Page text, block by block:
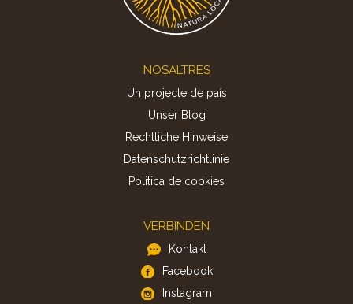
NOSALTRES
Un projecte de país
Unser Blog
Rechtliche Hinweise
Datenschutzrichtlinie
Politica de cookies
VERBINDEN
Kontakt
Facebook
Instagram